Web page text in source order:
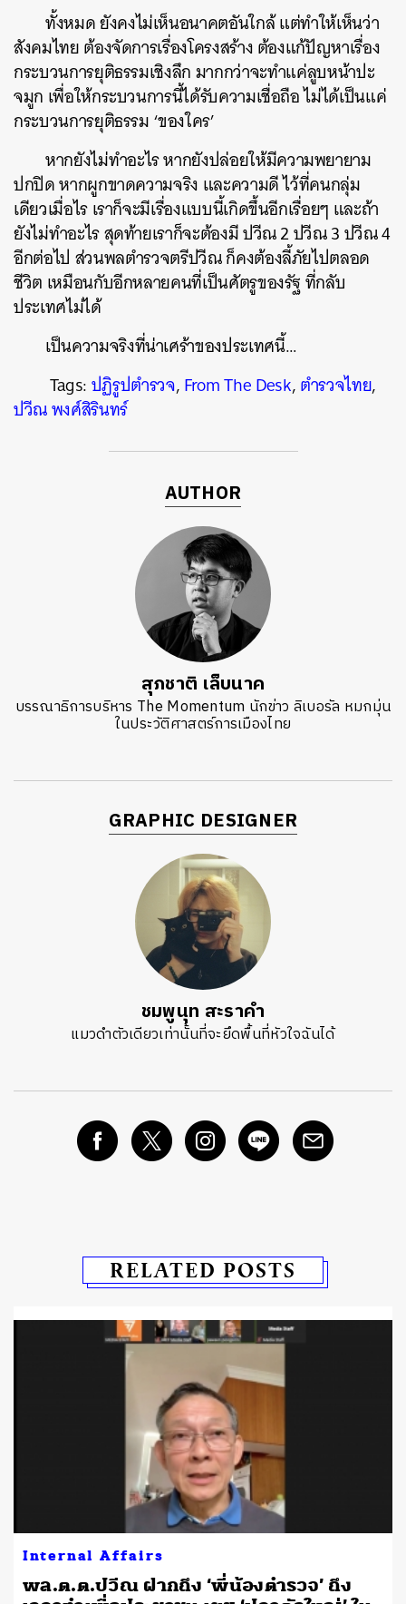
ทั้งหมด ยังคงไม่เห็นอนาคตอันใกล้ แต่ทำให้เห็นว่า
สังคมไทย ต้องจัดการเรื่องโครงสร้าง ต้องแก้ปัญหาเรื่อง
กระบวนการยุติธรรมเชิงลึก มากกว่าจะทำแค่ลูบหน้าปะ
จมูก เพื่อให้กระบวนการนี้ได้รับความเชื่อถือ ไม่ได้เป็นแค่
กระบวนการยุติธรรม ‘ของใคร’
หากยังไม่ทำอะไร หากยังปล่อยให้มีความพยายาม
ปกปิด หากผูกขาดความจริง และความดี ไว้ที่คนกลุ่ม
เดียวเมื่อไร เราก็จะมีเรื่องแบบนี้เกิดขึ้นอีกเรื่อยๆ และถ้า
ยังไม่ทำอะไร สุดท้ายเราก็จะต้องมี ปวีณ 2 ปวีณ 3 ปวีณ 4
อีกต่อไป ส่วนพลตำรวจตรีปวีณ ก็คงต้องลี้ภัยไปตลอด
ชีวิต เหมือนกับอีกหลายคนที่เป็นศัตรูของรัฐ ที่กลับ
ประเทศไม่ได้
เป็นความจริงที่น่าเศร้าของประเทศนี้…
Tags:ปฏิรูปตำรวจ,From The Desk,ตำรวจไทย,
ปวีณ พงศ์สิรินทร์
AUTHOR
สุภชาติ เล็บนาค
บรรณาธิการบริหาร The Momentum นักข่าว ลิเบอรัล หมกมุ่น
ในประวัติศาสตร์การเมืองไทย
GRAPHIC DESIGNER
ชมพูนุท สะราคำ
แมวดำตัวเดียวเท่านั้นที่จะยึดพื้นที่หัวใจฉันได้
RELATED POSTS
Internal Affairs
พล.ต.ต.ปวีณ ฝากถึง ‘พี่น้องตำรวจ’ ถึง